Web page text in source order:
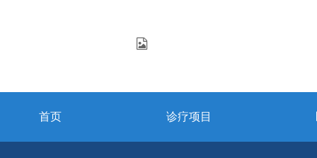
首页 诊疗项目